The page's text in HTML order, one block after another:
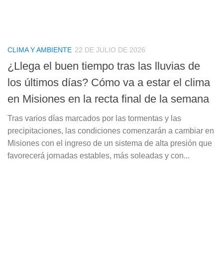
CLIMA Y AMBIENTE 22 DE JULIO DE 2026
¿Llega el buen tiempo tras las lluvias de
los últimos días? Cómo va a estar el clima
en Misiones en la recta final de la semana
Tras varios días marcados por las tormentas y las
precipitaciones, las condiciones comenzarán a cambiar en
Misiones con el ingreso de un sistema de alta presión que
favorecerá jornadas estables, más soleadas y con...